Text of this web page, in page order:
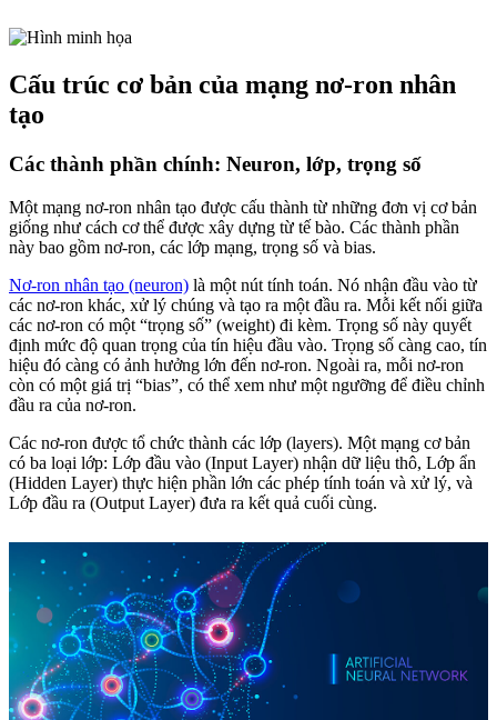
Cấu trúc cơ bản của mạng nơ-ron nhân
tạo
Các thành phần chính: Neuron, lớp, trọng số
Một mạng nơ-ron nhân tạo được cấu thành từ những đơn vị cơ bản
giống như cách cơ thể được xây dựng từ tế bào. Các thành phần
này bao gồm nơ-ron, các lớp mạng, trọng số và bias.
Nơ-ron nhân tạo (neuron) là một nút tính toán. Nó nhận đầu vào từ
các nơ-ron khác, xử lý chúng và tạo ra một đầu ra. Mỗi kết nối giữa
các nơ-ron có một “trọng số” (weight) đi kèm. Trọng số này quyết
định mức độ quan trọng của tín hiệu đầu vào. Trọng số càng cao, tín
hiệu đó càng có ảnh hưởng lớn đến nơ-ron. Ngoài ra, mỗi nơ-ron
còn có một giá trị “bias”, có thể xem như một ngưỡng để điều chỉnh
đầu ra của nơ-ron.
Các nơ-ron được tổ chức thành các lớp (layers). Một mạng cơ bản
có ba loại lớp: Lớp đầu vào (Input Layer) nhận dữ liệu thô, Lớp ẩn
(Hidden Layer) thực hiện phần lớn các phép tính toán và xử lý, và
Lớp đầu ra (Output Layer) đưa ra kết quả cuối cùng.